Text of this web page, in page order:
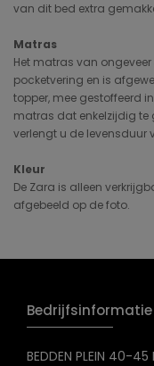
van dit bed extra
Matras
Het matras van
pocketvering en is
topper, mee gestoffeerd
matras dat enkelzijdig te
verlengt u de levensduur
Kleur
De Zara is alleen
afgebeeld op de foto.
Bedrijfsinformatie
BEDDEN PLEIN 40-45